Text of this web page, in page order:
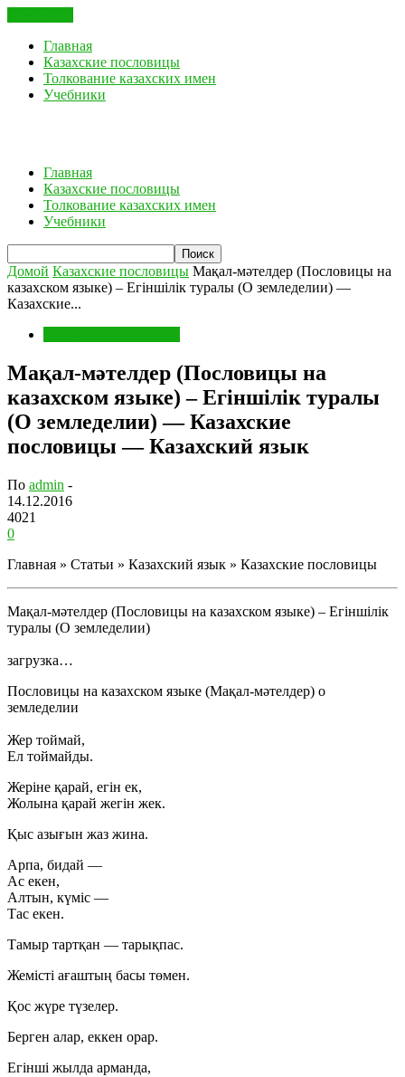
Главная
Казахские пословицы
Толкование казахских имен
Учебники
Главная
Казахские пословицы
Толкование казахских имен
Учебники
Домой Казахские пословицы Мақал-мәтелдер (Пословицы на
казахском языке) – Егіншілік туралы (О земледелии) —
Казахские...
Мақал-мәтелдер (Пословицы на
казахском языке) – Егіншілік туралы
(О земледелии) — Казахские
пословицы — Казахский язык
По admin -
14.12.2016
4021
0
Главная » Статьи » Казахский язык » Казахские пословицы
Мақал-мәтелдер (Пословицы на казахском языке) – Егіншілік
туралы (О земледелии)
загрузка…
Пословицы на казахском языке (Мақал-мәтелдер) о
земледелии
Жер тоймай,
Ел тоймайды.
Жеріне қарай, егін ек,
Жолына қарай жегін жек.
Қыс азығын жаз жина.
Арпа, бидай —
Ас екен,
Алтын, күміс —
Тас екен.
Тамыр тартқан — тарықпас.
Жемісті ағаштың басы төмен.
Қос жүре түзелер.
Берген алар, еккен орар.
Егінші жылда арманда,